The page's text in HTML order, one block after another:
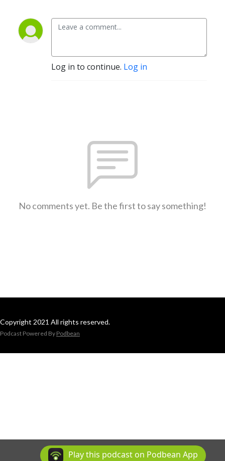
Log in to continue. Log in
No comments yet. Be the first to say something!
Copyright 2021 All rights reserved.
Podcast Powered By Podbean
Play this podcast on Podbean App